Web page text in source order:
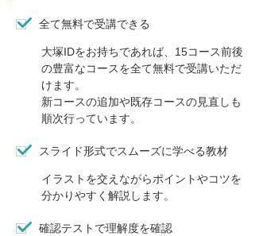
全て無料で受講できる
大塚IDをお持ちであれば、15コース前後
の豊富なコースを全て無料で受講いただ
けます。
新コースの追加や既存コースの見直しも
順次行っています。
スライド形式でスムーズに学べる教材
イラストを交えながらポイントやコツを
分かりやすく解説します。
確認テストで理解度を確認